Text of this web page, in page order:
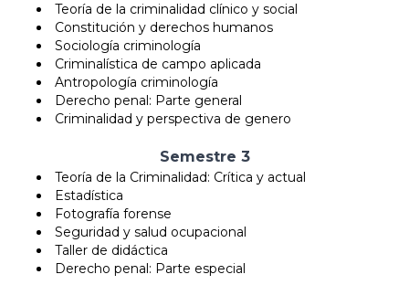
Teoría de la criminalidad clínico y social
Constitución y derechos humanos
Sociología criminología
Criminalística de campo aplicada
Antropología criminología
Derecho penal: Parte general
Criminalidad y perspectiva de genero
Semestre 3
Teoría de la Criminalidad: Crítica y actual
Estadística
Fotografía forense
Seguridad y salud ocupacional
Taller de didáctica
Derecho penal: Parte especial